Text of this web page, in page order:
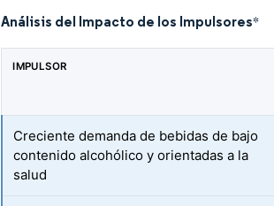
Análisis del Impacto de los Impulsores*
IMPULSOR
Creciente demanda de bebidas de bajo
contenido alcohólico y orientadas a la
salud